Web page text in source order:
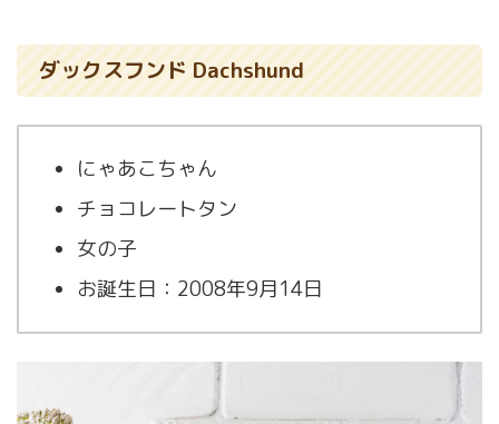
ダックスフンド Dachshund
にゃあこちゃん
チョコレートタン
女の子
お誕生日：2008年9月14日